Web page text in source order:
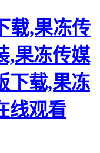
载,果冻传
,果冻传媒
下载,果冻
线观看